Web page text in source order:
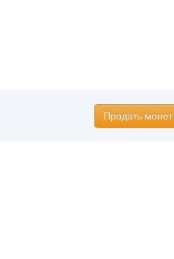
Продать